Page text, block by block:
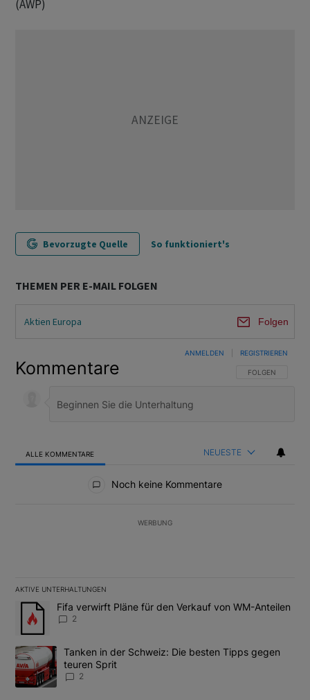
(AWP)
Bevorzugte Quelle So funktioniert's
THEMEN PER E-MAIL FOLGEN
Aktien Europa Folgen
Kommentare FOLGE DIESER
FOLGEN
ANMELDEN REGISTRIEREN
ALLE KOMMENTARE NEUESTE
Noch keine Kommentare
WERBUNG
AKTIVE UNTERHALTUNGEN
Das Folgende ist eine Liste der am meisten kommentierten
Ein Trendartikel mit dem Titel "Fifa verwirft Pläne für den
Fifa verwirft Pläne für den Verkauf von WM-Anteilen
2
Ein Trendartikel mit dem Titel "Tanken in der Schweiz: Die
Tanken in der Schweiz: Die besten Tipps gegen
teuren Sprit
2